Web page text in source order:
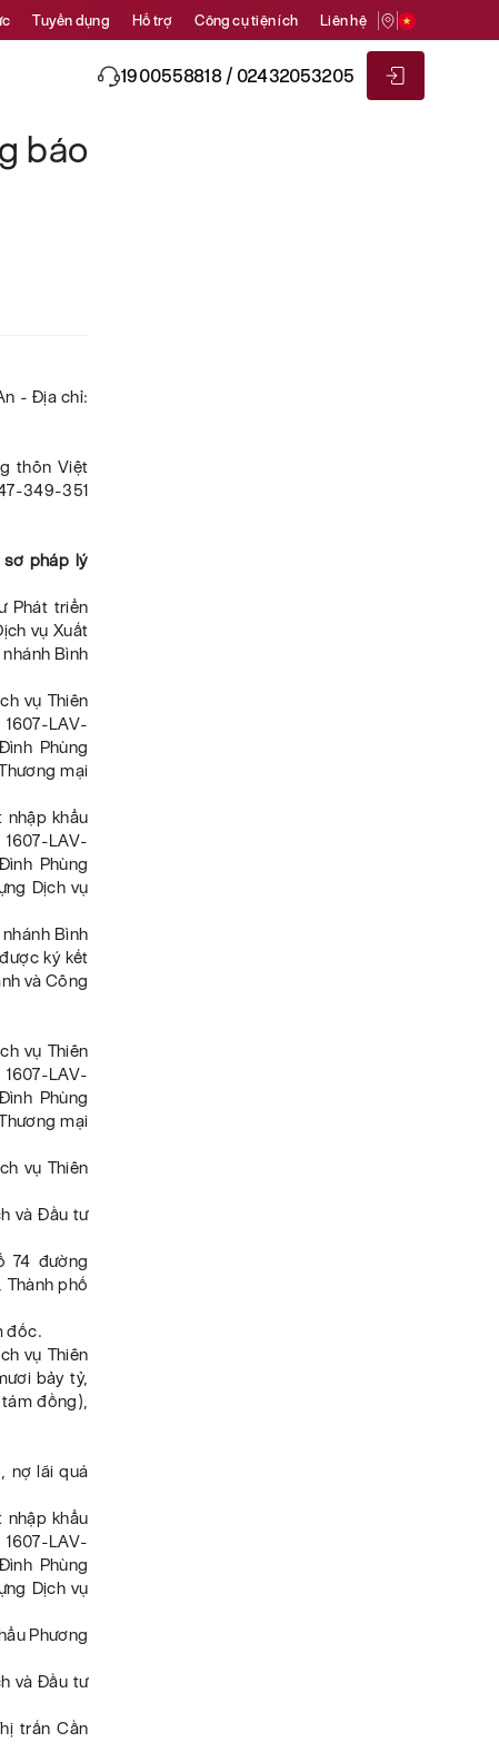
Tuyển dụng Hỗ trợ Công cụ tiện ích Liên hệ
1900558818 / 02432053205
báo
- Địa chỉ:
thôn Việt
349-351
sơ pháp lý
Phát triển
vụ Xuất
Bình
vụ Thiên
LAV-
Phùng
mại
nhập khẩu
LAV-
Phùng
Dịch vụ
Bình
ký kết
và Công
vụ Thiên
LAV-
Phùng
mại
vụ Thiên
và Đầu tư
74 đường
Thành phố
đốc.
vụ Thiên
bảy tỷ,
đồng),
nợ lãi quá
nhập khẩu
LAV-
Phùng
Dịch vụ
Phương
và Đầu tư
trấn Cần